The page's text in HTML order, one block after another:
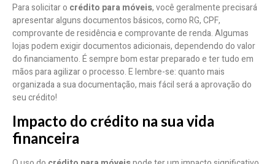
Para solicitar o crédito para móveis, você geralmente precisará
apresentar alguns documentos básicos, como RG, CPF,
comprovante de residência e comprovante de renda. Algumas
lojas podem exigir documentos adicionais, dependendo do valor
do financiamento. É sempre bom estar preparado e ter tudo em
mãos para agilizar o processo. E lembre-se: quanto mais
organizada a sua documentação, mais fácil será a aprovação do
seu crédito!
Impacto do crédito na sua vida
financeira